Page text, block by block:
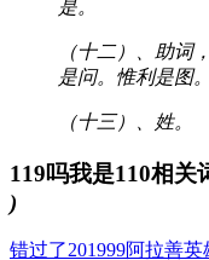
是。
（十二）、助词
是问。惟利是图。
（十三）、姓。
119吗我是110相关
)
错过了201999阿拉善英